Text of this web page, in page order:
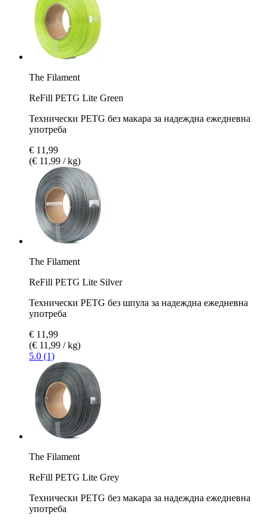
The Filament
ReFill PETG Lite Green
Технически PETG без макара за надеждна ежедневна
употреба
€ 11,99
(€ 11,99 / kg)
The Filament
ReFill PETG Lite Silver
Технически PETG без шпула за надеждна ежедневна
употреба
€ 11,99
(€ 11,99 / kg)
5.0 (1)
The Filament
ReFill PETG Lite Grey
Технически PETG без макара за надеждна ежедневна
употреба